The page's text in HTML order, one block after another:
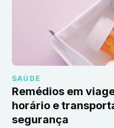
SAÚDE
Remédios em
horário e
segurança